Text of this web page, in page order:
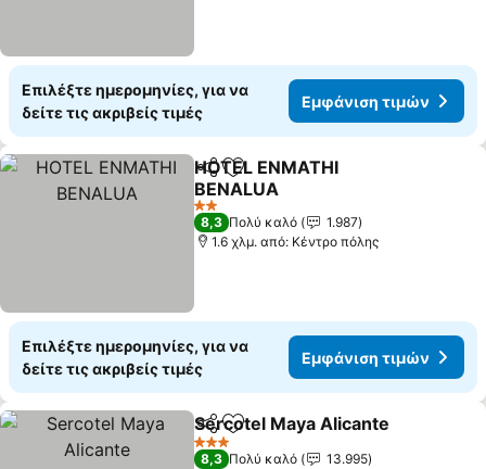
Επιλέξτε ημερομηνίες, για να
δείτε τις ακριβείς τιμές
Εμφάνιση τιμών
Κοινοποίηση
Προσθήκη στα αγαπημένα
HOTEL ENMATHI
BENALUA
2 Αστέρια
8,3 Πολύ καλό
1.987
1.6 χλμ. από: Κέντρο πόλης
Επιλέξτε ημερομηνίες, για να
δείτε τις ακριβείς τιμές
Εμφάνιση τιμών
Κοινοποίηση
Προσθήκη στα αγαπημένα
Sercotel Maya Alicante
3 Αστέρια
8,3 Πολύ καλό
13.995